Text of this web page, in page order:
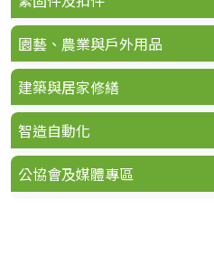
園藝、農業與戶外用品
建築與居家修繕
智造自動化
公協會及媒體專區